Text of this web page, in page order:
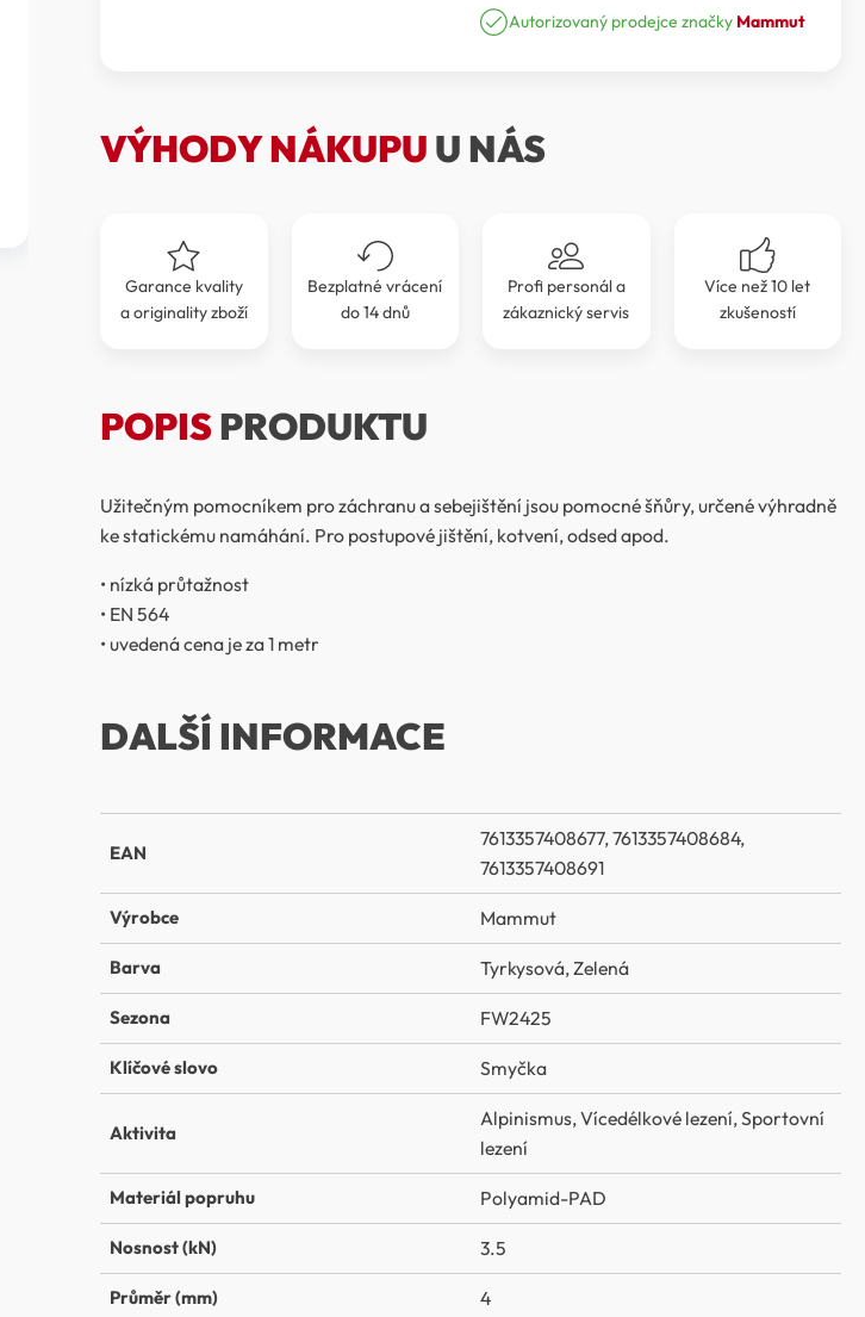
cena
cena
Autorizovaný prodejce značky Mammut
VÝHODY NÁKUPU U NÁS
Garance kvality
a originality zboží
Bezplatné vrácení
do 14 dnů
Profi personál a
zákaznický servis
Více než 10 let
zkušeností
POPISPRODUKTU
Užitečným pomocníkem pro záchranu a sebejištění jsou pomocné šňůry, určené výhradně
ke statickému namáhání. Pro postupové jištění, kotvení, odsed apod.
• nízká průtažnost
• EN 564
• uvedená cena je za 1 metr
DALŠÍ INFORMACE
EAN
7613357408677, 7613357408684,
7613357408691
Výrobce Mammut
Barva Tyrkysová, Zelená
Sezona FW2425
Klíčové slovo Smyčka
Aktivita
Alpinismus, Vícedélkové lezení, Sportovní
lezení
Materiál popruhu Polyamid-PAD
Nosnost (kN) 3.5
Průměr (mm) 4